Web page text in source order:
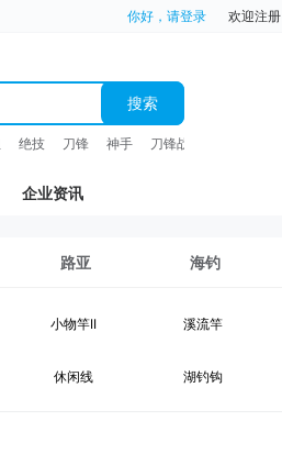
你好，请登录 欢迎注册
搜索
绝技 刀锋 神手 刀锋战士 竿
企业资讯
路亚 海钓
小物竿II 溪流竿
休闲线 湖钓钩